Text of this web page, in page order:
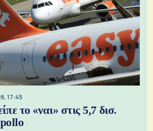
17:45
το «ναι» στις 5,7 δισ.